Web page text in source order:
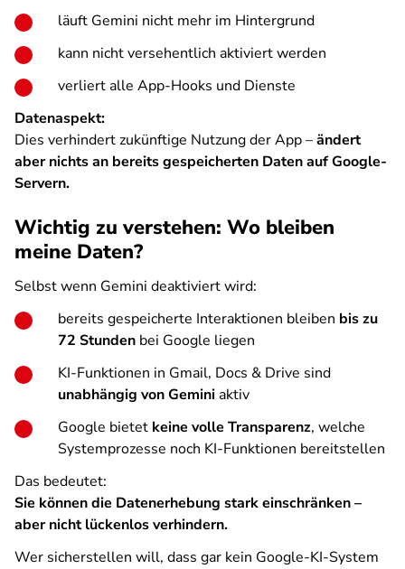
läuft Gemini nicht mehr im Hintergrund
kann nicht versehentlich aktiviert werden
verliert alle App-Hooks und Dienste
Datenaspekt:
Dies verhindert zukünftige Nutzung der App –ändert
aber nichts an bereits gespeicherten Daten auf Google-
Servern.
Wichtig zu verstehen: Wo bleiben
meine Daten?
Selbst wenn Gemini deaktiviert wird:
bereits gespeicherte Interaktionen bleiben bis zu
72 Stunden bei Google liegen
KI-Funktionen in Gmail, Docs & Drive sind
unabhängig von Geminiaktiv
Google bietet keine volle Transparenz, welche
Systemprozesse noch KI-Funktionen bereitstellen
Das bedeutet:
Sie können die Datenerhebung stark einschränken –
aber nicht lückenlos verhindern.
Wer sicherstellen will, dass gar kein Google-KI-System